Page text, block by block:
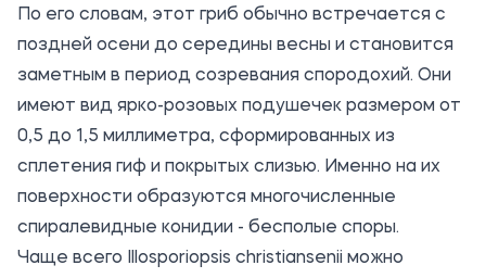
По его словам, этот гриб обычно встречается с
поздней осени до середины весны и становится
заметным в период созревания спородохий. Они
имеют вид ярко-розовых подушечек размером от
0,5 до 1,5 миллиметра, сформированных из
сплетения гиф и покрытых слизью. Именно на их
поверхности образуются многочисленные
спиралевидные конидии - бесполые споры.
Чаще всего Illosporiopsis christiansenii можно